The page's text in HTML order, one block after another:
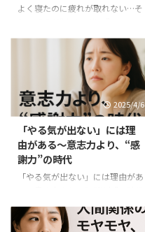
ながり 人は、浅い呼吸をしてい
届かず、 同時に、交感神経が過
剰に働き、注意が拡散しやすくな
ります。 一方、深くてゆるやか
よく寝たのに疲れが取れない…そ
しれません のまえに・・これま
でのおさらいしておきましょう。
感謝呼吸って、どんな呼吸？
感謝呼吸とは、呼吸を通して「あ
りがたさ」を感じ、自分を整えて
いく生き方の習慣です。 単に
「ありがとう」と唱える呼吸では
なく、“ありがたいなあ”という感
情を呼吸にのせて感じることが大
切。
最初は言葉から 最初は、
なかなか感謝を「感じる」ことが
そ最初の一歩は、言葉から入る。
「ありがとう」とつぶやきなが
2025/4/6
「やる気が出ない」には理
由がある～意志力より、“感
謝力”の時代
「やる気が出ない」には理由があ
この連載も、もう5回目になりま
したね。 呼吸を通して、少しず